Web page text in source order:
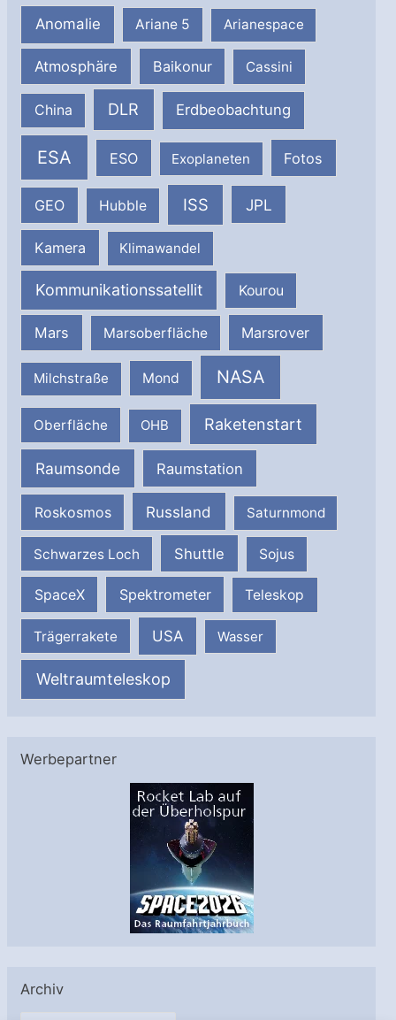
Anomalie Ariane 5 Arianespace
Atmosphäre Baikonur Cassini
China DLR Erdbeobachtung
ESA ESO Exoplaneten Fotos
GEO Hubble ISS JPL
Kamera Klimawandel
Kommunikationssatellit Kourou
Mars Marsoberfläche Marsrover
Milchstraße Mond NASA
Oberfläche OHB Raketenstart
Raumsonde Raumstation
Roskosmos Russland Saturnmond
Schwarzes Loch Shuttle Sojus
SpaceX Spektrometer Teleskop
Trägerrakete USA Wasser
Weltraumteleskop
Werbepartner
Archiv